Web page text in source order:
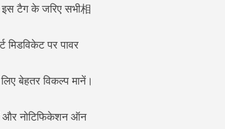
इस टैग के जरिए सभी相
पर पावर
बेहतर विकल्प मानें।
और नोटिफिकेशन ऑन